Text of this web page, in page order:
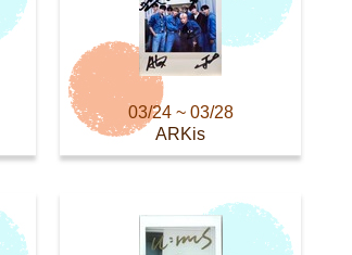
03/24 ~ 03/28
ARKis